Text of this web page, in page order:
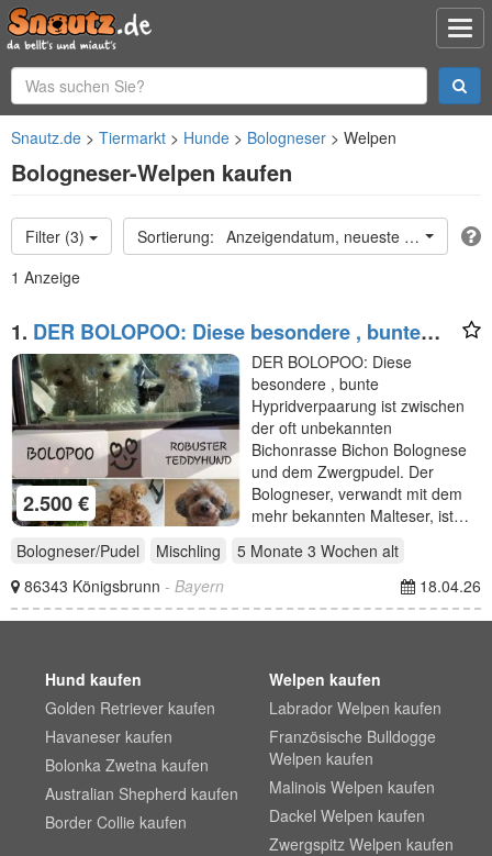
Snautz.de Tiermarkt Hunde Bologneser Welpen
Bologneser-Welpen kaufen
Filter (3)
Anzeigendatum, neueste oben
1 Anzeige
1. DER BOLOPOO: Diese besondere , bunte
Hypridverpaarung
2.500 €
DER BOLOPOO: Diese
besondere , bunte
Hypridverpaarung ist zwischen
der oft unbekannten
Bichonrasse Bichon Bolognese
und dem Zwergpudel. Der
Bologneser, verwandt mit dem
mehr bekannten Malteser, ist…
Bologneser/Pudel
Mischling 5 Monate 3 Wochen alt
86343 Königsbrunn - Bayern 18.04.26
Hund kaufen
Golden Retriever kaufen
Havaneser kaufen
Bolonka Zwetna kaufen
Australian Shepherd kaufen
Border Collie kaufen
Welpen kaufen
Labrador Welpen kaufen
Französische Bulldogge
Welpen kaufen
Malinois Welpen kaufen
Dackel Welpen kaufen
Zwergspitz Welpen kaufen